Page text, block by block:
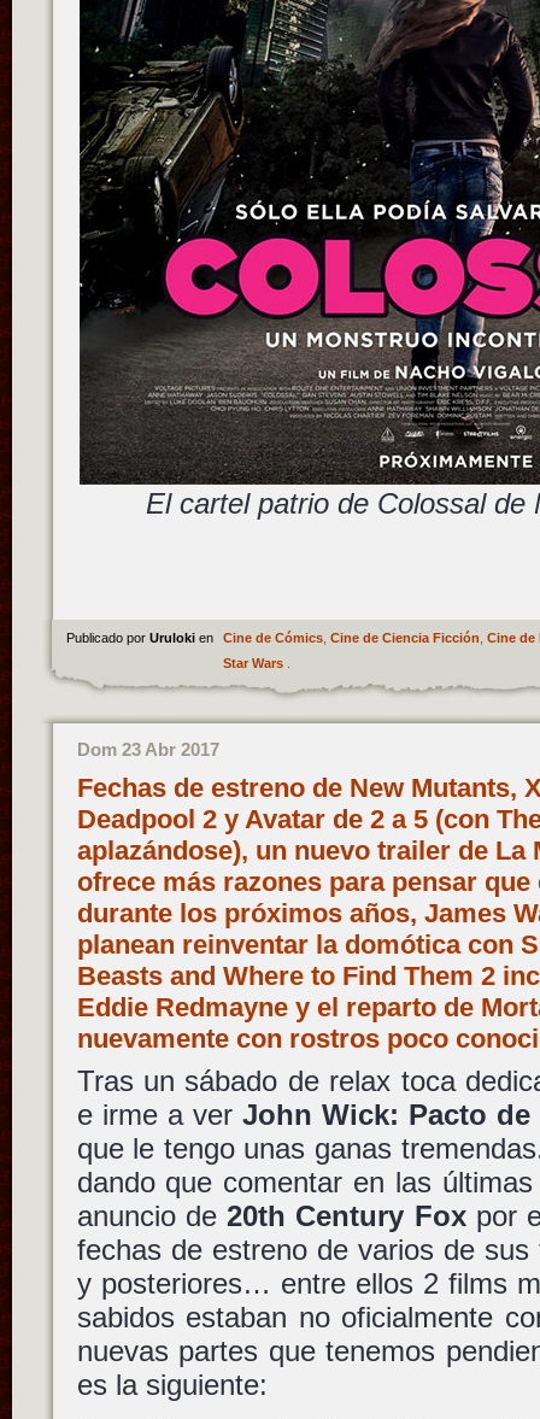
El cartel patrio de Colossal de
Publicado por Uruloki en Cine de Cómics, Cine de Ciencia Ficción Cine de
Star Wars.
Dom 23 Abr 2017
Fechas de estreno de New Mutants,
Deadpool 2 y Avatar de 2 a 5 (con
aplazándose), un nuevo trailer de La
ofrece más razones para pensar
durante los próximos años, James
planean reinventar la domótica con
Beasts and Where to Find Them 2
Eddie Redmayne y el reparto de
nuevamente con rostros poco
Tras un sábado de relax toca
e irme a ver John Wick: Pacto de
que le tengo unas ganas
dando que comentar en las
anuncio de20th Century Foxpor
fechas de estreno de varios de
y posteriores… entre ellos 2 films
sabidos estaban no oficialmente
nuevas partes que tenemos
es la siguiente: